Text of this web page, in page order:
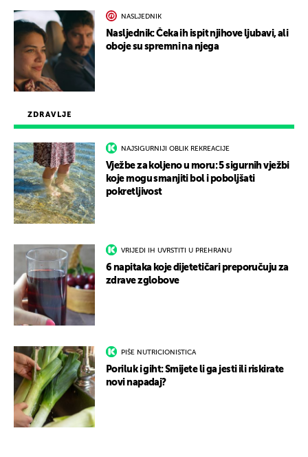
ZDRAVLJE
NAJSIGURNIJI OBLIK REKREACIJE
Vježbe za koljeno u moru: 5 sigurnih vježbi
koje mogu smanjiti bol i poboljšati
pokretljivost
VRIJEDI IH UVRSTITI U PREHRANU
6 napitaka koje dijetetičari preporučuju za
zdrave zglobove
PIŠE NUTRICIONISTICA
Poriluk i giht: Smijete li ga jesti ili riskirate
novi napadaj?
NASLJEDNIK
Nasljednik: Čeka ih ispit njihove ljubavi, ali
oboje su spremni na njega